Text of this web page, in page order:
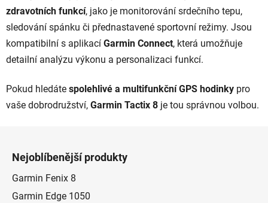
zdravotních funkcí, jako je monitorování srdečního tepu,
sledování spánku či přednastavené sportovní režimy. Jsou
kompatibilní s aplikací Garmin Connect, která umožňuje
detailní analýzu výkonu a personalizaci funkcí.
Pokud hledáte spolehlivé a multifunkční GPS hodinky pro
vaše dobrodružství, Garmin Tactix 8 je tou správnou volbou.
Nejoblíbenější produkty
Garmin Fenix 8
Garmin Edge 1050